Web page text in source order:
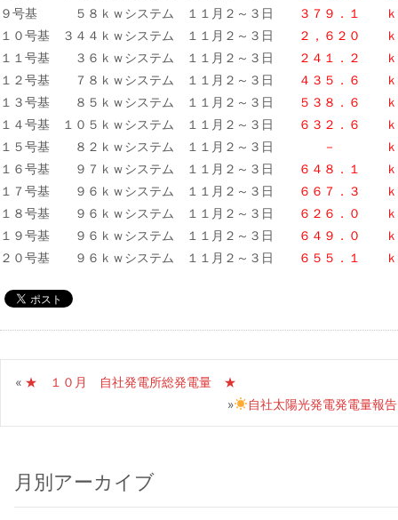
９号基 ５８ｋｗシステム １１月２～３日
３７９．１ ｋ
１０号基 ３４４ｋｗシステム １１月２～３日
２，６２０
１１号基 ３６ｋｗシステム １１月２～３日
２４１．２ ｋ
１２号基 ７８ｋｗシステム １１月２～３日
４３５．６ ｋ
１３号基 ８５ｋｗシステム １１月２～３日
５３８．６ ｋ
１４号基 １０５ｋｗシステム １１月２～３日
６３２．６ ｋ
１５号基 ８２ｋｗシステム １１月２～３日
－ ｋ
１６号基 ９７ｋｗシステム １１月２～３日
６４８．１ ｋ
１７号基 ９６ｋｗシステム １１月２～３日
６６７．３ ｋ
１８号基 ９６ｋｗシステム １１月２～３日
６２６．０ ｋ
１９号基 ９６ｋｗシステム １１月２～３日
６４９．０ ｋ
２０号基 ９６ｋｗシステム １１月２～３日
６５５．１ ｋ
« ★ １０月 自社発電所総発電量 ★
自社太陽光発電発電量報告
»
月別アーカイブ